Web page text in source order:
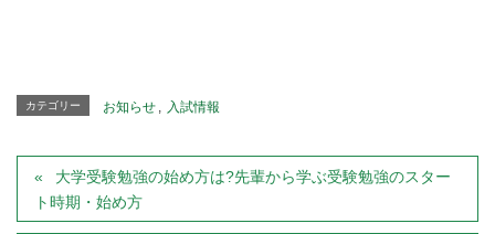
カテゴリー お知らせ 入試情報
大学受験勉強の始め方は?先輩から学ぶ受験勉強のスター
ト時期・始め方